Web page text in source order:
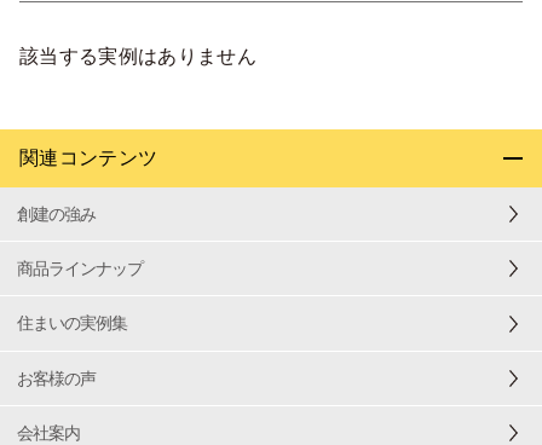
該当する実例はありません
関連コンテンツ
創建の強み
商品ラインナップ
住まいの実例集
お客様の声
会社案内